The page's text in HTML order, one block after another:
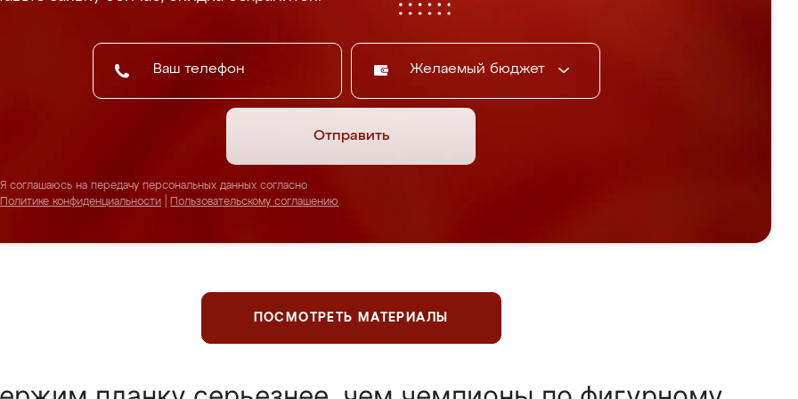
Желаемый бюджет
Отправить
Я соглашаюсь на передачу персональных данных согласно
Политике конфиденциальности
Пользовательскому соглашению
ПОСМОТРЕТЬ МАТЕРИАЛЫ